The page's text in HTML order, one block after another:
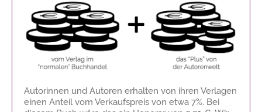
Autorinnen und Autoren erhalten von ihren Verlagen
einen Anteil vom Verkaufspreis von etwa 7%. Bei